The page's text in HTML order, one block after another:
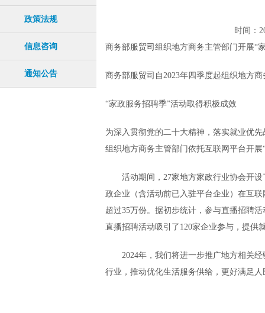
政策法规
信息咨询
通知公告
时间：
商务部服贸司组织地方商务主管部门开展“
商务部服贸司自2023年四季度起组织地方
“家政服务招聘季”活动取得积极成效
为深入贯彻党的二十大精神，落实就业优
组织地方商务主管部门依托互联网平台开
活动期间，27家地方家政行业协会开设
政企业（含活动前已入驻平台企业）在互
超过35万份。据初步统计，参与直播招聘
直播招聘活动吸引了120家企业参与，提供
2024年，我们将进一步推广地方相关经
行业，推动优化生活服务供给，更好满足